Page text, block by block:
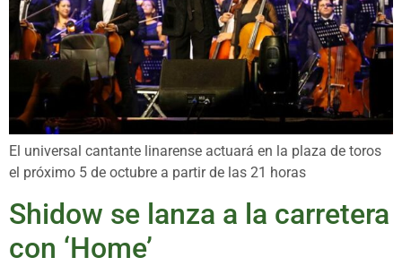
El universal cantante linarense actuará en la plaza de toros
el próximo 5 de octubre a partir de las 21 horas
Shidow se lanza a la carretera
con ‘Home’